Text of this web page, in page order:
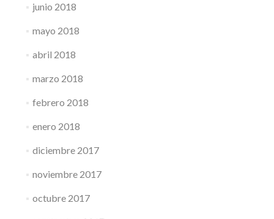
junio 2018
mayo 2018
abril 2018
marzo 2018
febrero 2018
enero 2018
diciembre 2017
noviembre 2017
octubre 2017